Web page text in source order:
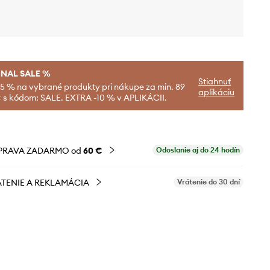
SALE %
% na vybrané produkty pri nákupe za min. 89
kódom: SALE. EXTRA -10 % v APLIKÁCII.
Stiahnuť
aplikáciu
ZADARMO od 60 € Odoslanie aj do 24 hodín
A REKLAMÁCIA Vrátenie do 30 dní